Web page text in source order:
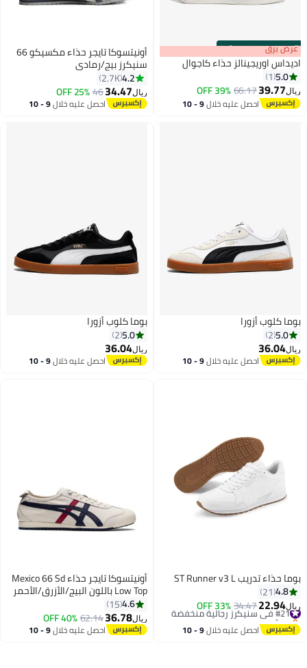
00m:00s
·
100% Left عرض برق
اديداس اوريجينالز حذاء كاجوال
5.0
1
ريال39.77
66.17
39% OFF
احصل عليه خلال 9 - 10
32
أونيتسوكا تايجر حذاء مكسيكو 66
سنيكرز بيج/رمادي
4.2
2.7K
ريال34.47
46
25% OFF
احصل عليه خلال 9 - 10
2
بوما كلوب أزورا
5.0
2
ريال36.04
احصل عليه خلال 9 - 10
2
بوما كلوب أزورا
5.0
2
ريال36.04
احصل عليه خلال 9 - 10
بوما حذاء تدريب ST Runner v3 L
4.8
21
ريال22.94
34.47
33% OFF #21 في سنيكرز رجالية منخفضة
بتخلّص بسرعة
#21 في سنيكرز رجالية منخفضة احصل عليه خلال 9 - 10
23
أونيتسوكا تايجر حذاء Mexico 66 Sd
Low Top باللون البيج/الأزرق/الأحمر
للنساء/الرجال/الطلاب
4.6
15
ريال36.78
62.14
40% OFF
احصل عليه خلال 9 - 10